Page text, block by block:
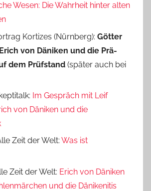
Wesen: Die Wahrheit hinter alten
Kortizes (Nürnberg): Götter
von Däniken und die Prä-
dem Prüf­stand (später auch bei
Im Gespräch mit Leif
von Däniken und die
Zeit der Welt: Was ist
Zeit der Welt: Erich von Däniken
und die Dänikenitis